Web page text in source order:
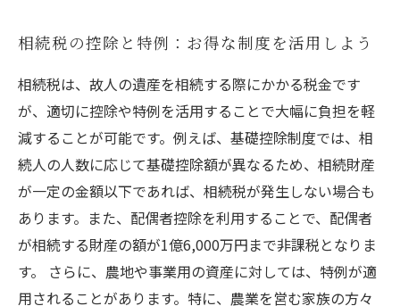
相続税の控除と特例：お得な制度を活用しよう
相続税は、故人の遺産を相続する際にかかる税金です
が、適切に控除や特例を活用することで大幅に負担を軽
減することが可能です。例えば、基礎控除制度では、相
続人の人数に応じて基礎控除額が異なるため、相続財産
が一定の金額以下であれば、相続税が発生しない場合も
あります。また、配偶者控除を利用することで、配偶者
が相続する財産の額が1億6,000万円まで非課税となりま
す。 さらに、農地や事業用の資産に対しては、特例が適
用されることがあります。特に、農業を営む家族の方々